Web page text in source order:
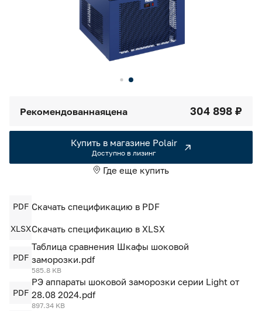
Рекомендованнаяцена 304 898 ₽
Купить в магазине Polair
Доступно в лизинг
Где еще купить
PDF Скачать спецификацию в PDF
XLSXСкачать спецификацию в XLSX
PDF
Таблица сравнения Шкафы шоковой
заморозки.pdf
585.8 KB
PDF
РЭ аппараты шоковой заморозки серии Light от
28.08 2024.pdf
897.34 KB
Камеры холодильные
Машины холодильные
Термоконтейнеры FoodLine
Решения для Вашего Dark Store
Единый доступ по QR-коду ко всей информации об изделии